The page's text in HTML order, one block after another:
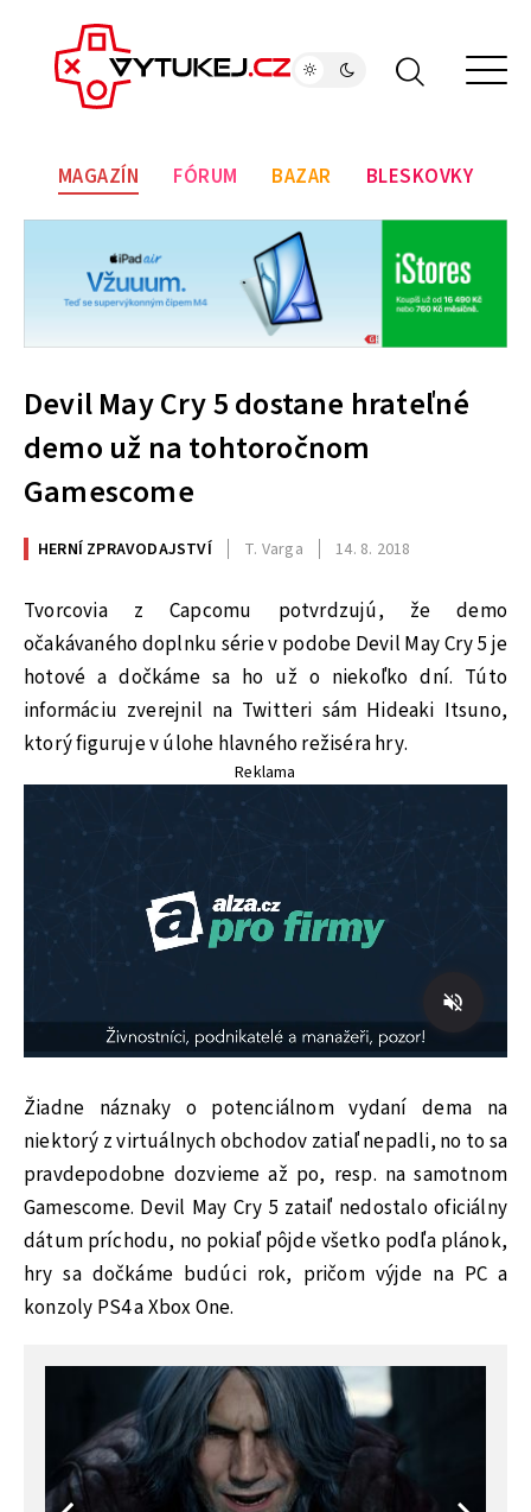
MAGAZÍN FÓRUM BAZAR BLESKOVKY
Devil May Cry 5 dostane hrateľné
demo už na tohtoročnom
Gamescome
HERNÍ ZPRAVODAJSTVÍ T. Varga 14. 8. 2018
Tvorcovia z Capcomu potvrdzujú, že demo
očakávaného doplnku série v podobe Devil May Cry 5 je
hotové a dočkáme sa ho už o niekoľko dní. Túto
informáciu zverejnil na Twitteri sám Hideaki Itsuno,
ktorý figuruje v úlohe hlavného režiséra hry.
Reklama
Žiadne náznaky o potenciálnom vydaní dema na
niektorý z virtuálnych obchodov zatiaľ nepadli, no to sa
pravdepodobne dozvieme až po, resp. na samotnom
Gamescome. Devil May Cry 5 zataiľ nedostalo oficiálny
dátum príchodu, no pokiaľ pôjde všetko podľa plánok,
hry sa dočkáme budúci rok, pričom výjde na PC a
konzoly PS4 a Xbox One.